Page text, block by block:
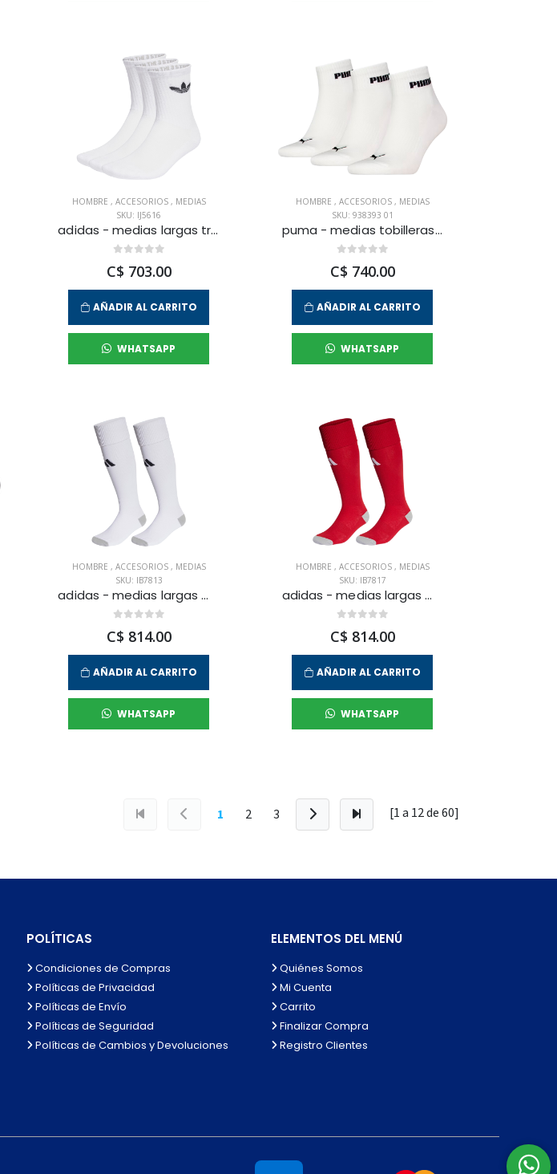
HOMBRE , ACCESORIOS , MEDIAS
SKU: IJ5616
adidas - medias largas tr crew s 3p para hombre
C$ 703.00
AÑADIR AL CARRITO
WHATSAPP
HOMBRE , ACCESORIOS , MEDIAS
SKU: 938393 01
puma - medias tobilleras new generation cushioned para hombre
C$ 740.00
AÑADIR AL CARRITO
WHATSAPP
HOMBRE , ACCESORIOS , MEDIAS
SKU: IB7813
adidas - medias largas milano 23 para hombre
C$ 814.00
AÑADIR AL CARRITO
WHATSAPP
HOMBRE , ACCESORIOS , MEDIAS
SKU: IB7817
adidas - medias largas milano 23 sock para hombre
C$ 814.00
AÑADIR AL CARRITO
WHATSAPP
1 2 3 [1 a 12de60]
POLÍTICAS
Condiciones de Compras
Políticas de Privacidad
Políticas de Envío
Políticas de Seguridad
Políticas de Cambios y Devoluciones
ELEMENTOS DEL MENÚ
Quiénes Somos
Mi Cuenta
Carrito
Finalizar Compra
Registro Clientes